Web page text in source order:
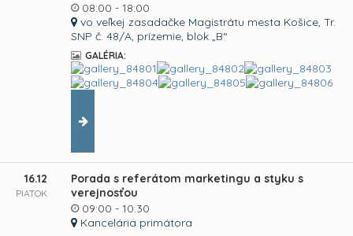
08:00 - 18:00
vo veľkej zasadačke Magistrátu mesta Košice, Tr.
SNP č. 48/A, prízemie, blok „B“
GALÉRIA:
16.12
PIATOK
Porada s referátom marketingu a styku s
verejnosťou
09:00 - 10:30
Kancelária primátora